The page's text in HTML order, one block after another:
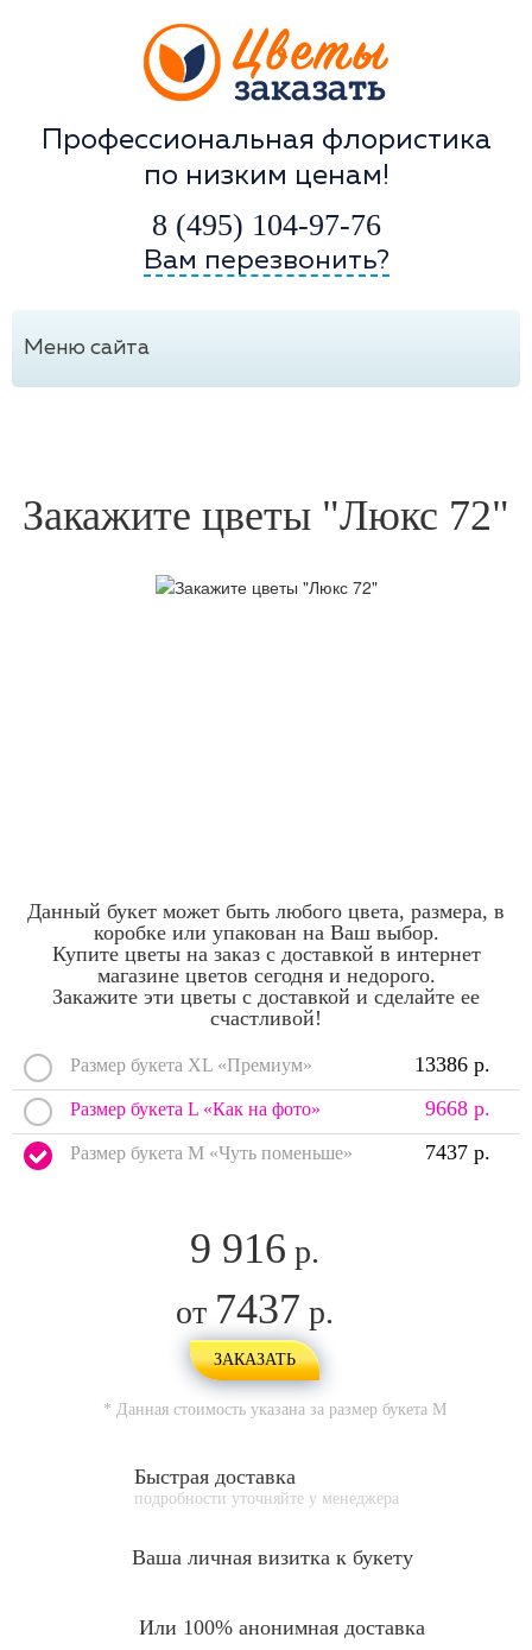
Профессиональная флористика
по низким ценам!
8 (495) 104-97-76
Вам перезвонить?
Меню сайта
Закажите цветы "Люкс 72"
Данный букет может быть любого цвета, размера, в
коробке или упакован на Ваш выбор.
Купите цветы на заказ с доставкой в интернет
магазине цветов сегодня и недорого.
Закажите эти цветы с доставкой и сделайте ее
счастливой!
Размер букета XL «Премиум» 13386 р.
Размер букета L «Как на фото» 9668 р.
Размер букета M «Чуть поменьше» 7437 р.
9 916 р.
от 7437 р.
ЗАКАЗАТЬ
* Данная стоимость указана за размер букета M
Быстрая доставка
подробности уточняйте у менеджера
Ваша личная визитка к букету
Или 100% анонимная доставка